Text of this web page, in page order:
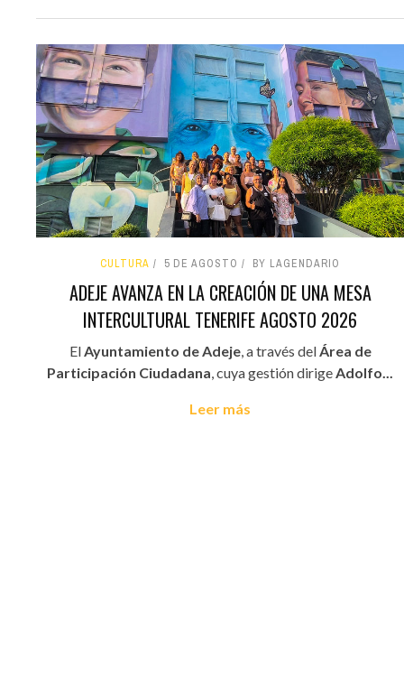
CULTURA 5 DE AGOSTO BY LAGENDARIO
ADEJE AVANZA EN LA CREACIÓN DE UNA MESA
INTERCULTURAL TENERIFE AGOSTO 2026
ElAyuntamiento de Adeje, a través delÁrea de
Participación Ciudadana, cuya gestión dirigeAdolfo...
Leer más